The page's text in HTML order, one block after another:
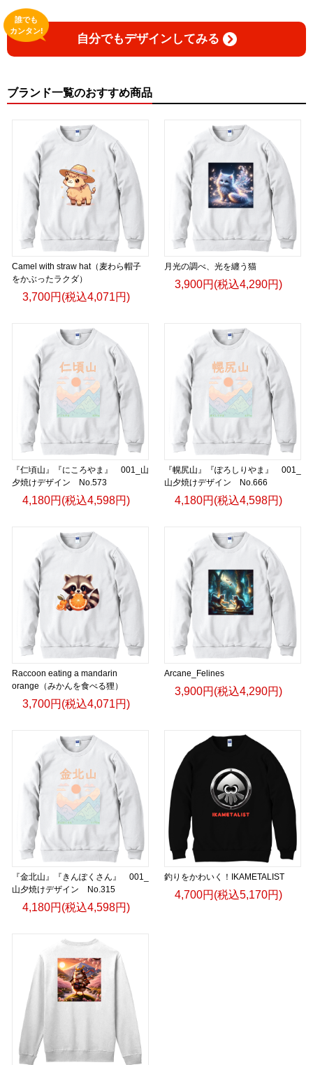
自分でもデザインしてみる
誰でも
カンタン!
ブランド一覧のおすすめ商品
Camel with straw hat（麦わら帽子
をかぶったラクダ）
3,700円(税込4,071円)
月光の調べ、光を纏う猫
3,900円(税込4,290円)
『仁頃山』『にころやま』 001_山
夕焼けデザイン No.573
4,180円(税込4,598円)
『幌尻山』『ぽろしりやま』 001_
山夕焼けデザイン No.666
4,180円(税込4,598円)
Raccoon eating a mandarin
orange（みかんを食べる狸）
3,700円(税込4,071円)
Arcane_Felines
3,900円(税込4,290円)
『金北山』『きんぽくさん』 001_
山夕焼けデザイン No.315
4,180円(税込4,598円)
釣りをかわいく！IKAMETALIST
4,700円(税込5,170円)